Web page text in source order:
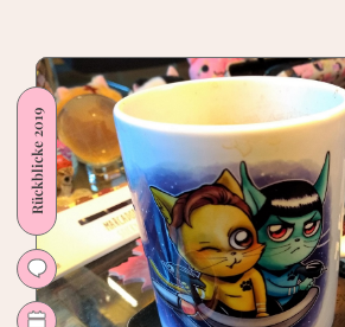
Buchmesse
2019
Rückblicke 2019